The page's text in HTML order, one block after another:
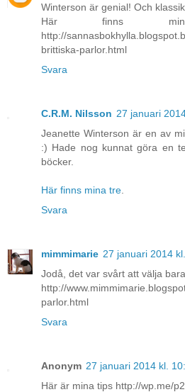
Winterson är genial! Och
Här finns
http://
brittiska-parlor.html
Svara
C.R.M. Nilsson 27 januari
Jeanette Winterson är en av
:) Hade nog kunnat göra en
böcker.
Här finns mina tre
Svara
mimmimarie 27 januari 2014
Jodå, det var svårt att välja
http://
parlor.html
Svara
Anonym 27 januari 2014 kl.
Här är mina tips http://wp.me/